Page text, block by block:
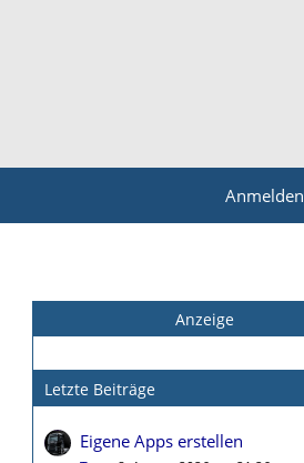
Anmelden
Anzeige
Letzte Beiträge
Eigene Apps erstellen